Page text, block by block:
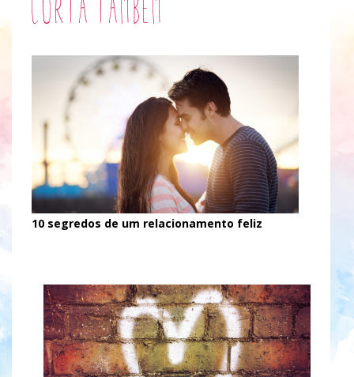
10 segredos de um relacionamento feliz